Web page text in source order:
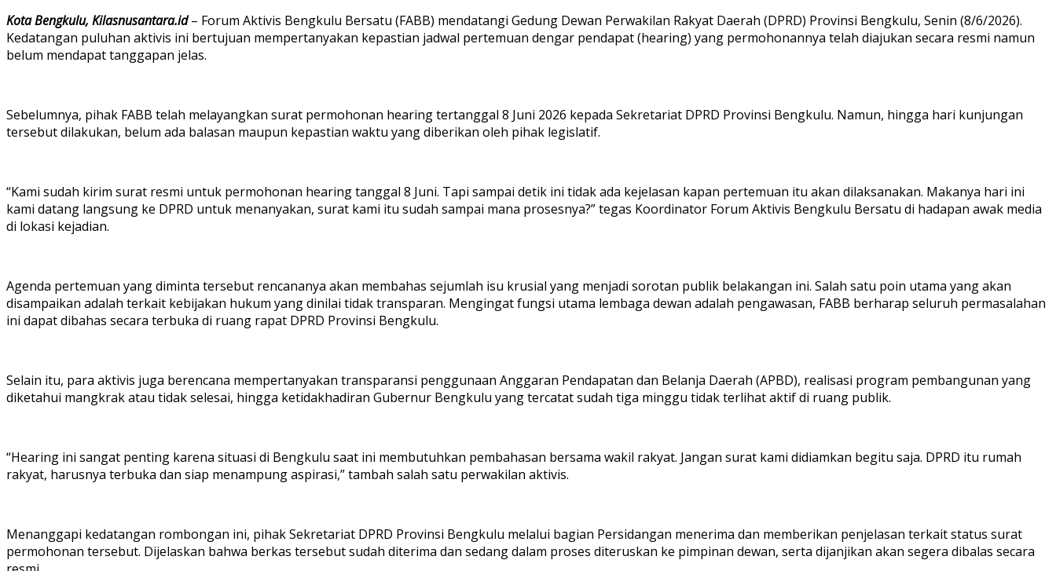
Kota Bengkulu, Kilasnusantara.id– Forum Aktivis Bengkulu Bersatu (FABB) mendatangi Gedung Dewan Perwakilan Rakyat Daerah (DPRD) Provinsi Bengkulu, Senin (8/6/2026).
Kedatangan puluhan aktivis ini bertujuan mempertanyakan kepastian jadwal pertemuan dengar pendapat (hearing) yang permohonannya telah diajukan secara resmi namun
belum mendapat tanggapan jelas.
Sebelumnya, pihak FABB telah melayangkan surat permohonan hearing tertanggal 8 Juni 2026 kepada Sekretariat DPRD Provinsi Bengkulu. Namun, hingga hari kunjungan
tersebut dilakukan, belum ada balasan maupun kepastian waktu yang diberikan oleh pihak legislatif.
“Kami sudah kirim surat resmi untuk permohonan hearing tanggal 8 Juni. Tapi sampai detik ini tidak ada kejelasan kapan pertemuan itu akan dilaksanakan. Makanya hari ini
kami datang langsung ke DPRD untuk menanyakan, surat kami itu sudah sampai mana prosesnya?” tegas Koordinator Forum Aktivis Bengkulu Bersatu di hadapan awak media
di lokasi kejadian.
Agenda pertemuan yang diminta tersebut rencananya akan membahas sejumlah isu krusial yang menjadi sorotan publik belakangan ini. Salah satu poin utama yang akan
disampaikan adalah terkait kebijakan hukum yang dinilai tidak transparan. Mengingat fungsi utama lembaga dewan adalah pengawasan, FABB berharap seluruh permasalahan
ini dapat dibahas secara terbuka di ruang rapat DPRD Provinsi Bengkulu.
Selain itu, para aktivis juga berencana mempertanyakan transparansi penggunaan Anggaran Pendapatan dan Belanja Daerah (APBD), realisasi program pembangunan yang
diketahui mangkrak atau tidak selesai, hingga ketidakhadiran Gubernur Bengkulu yang tercatat sudah tiga minggu tidak terlihat aktif di ruang publik.
“Hearing ini sangat penting karena situasi di Bengkulu saat ini membutuhkan pembahasan bersama wakil rakyat. Jangan surat kami didiamkan begitu saja. DPRD itu rumah
rakyat, harusnya terbuka dan siap menampung aspirasi,” tambah salah satu perwakilan aktivis.
Menanggapi kedatangan rombongan ini, pihak Sekretariat DPRD Provinsi Bengkulu melalui bagian Persidangan menerima dan memberikan penjelasan terkait status surat
permohonan tersebut. Dijelaskan bahwa berkas tersebut sudah diterima dan sedang dalam proses diteruskan ke pimpinan dewan, serta dijanjikan akan segera dibalas secara